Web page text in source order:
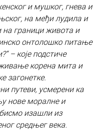
и мушког, гнева и
на међи лудила и
на граници живота и
онтолошко питање
– које подстиче
корена мита и
загонетке.
путеви, усмерени ка
нове моралне и
изашли из
средњег века.